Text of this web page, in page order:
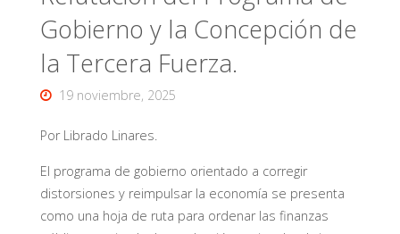
Gobierno y la Concepción de
la Tercera Fuerza.
19 noviembre, 2025
Por Librado Linares.
El programa de gobierno orientado a corregir
distorsiones y reimpulsar la economía se presenta
como una hoja de ruta para ordenar las finanzas